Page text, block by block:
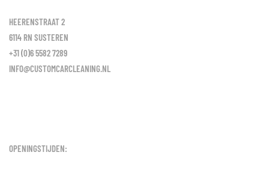
HEERENSTRAAT 2
6114 RN SUSTEREN
+31 (0)6 5582 7289
INFO@CUSTOMCARCLEANING.NL
OPENINGSTIJDEN: